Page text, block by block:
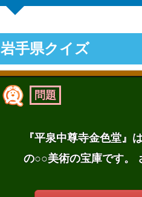
岩手県クイズ
問題
『平泉中尊寺金色堂』
の○○美術の宝庫です。